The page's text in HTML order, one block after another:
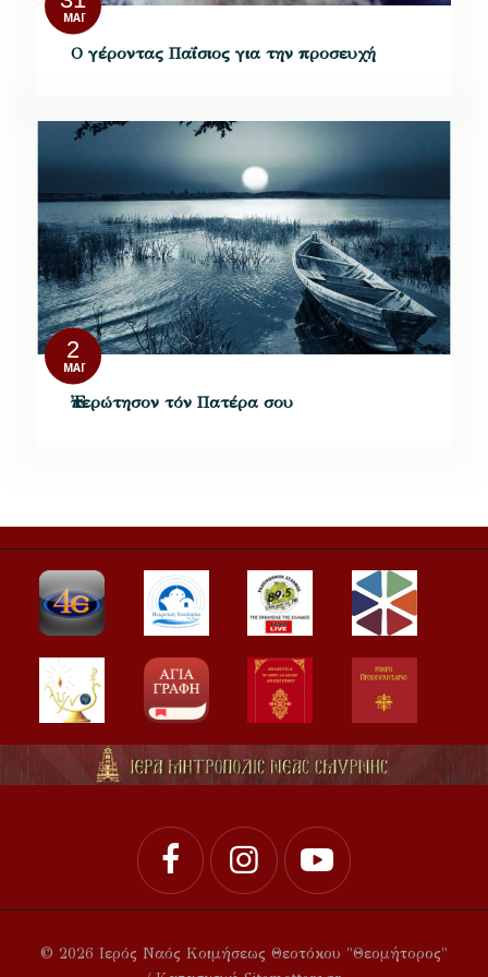
ΜΆΙ
Ο γέροντας Παΐσιος για την προσευχή
2
ΜΆΙ
Ἐπερώτησον τόν Πατέρα σου
© 2026 Ιερός Ναός Κοιμήσεως Θεοτόκου "Θεομήτορος"